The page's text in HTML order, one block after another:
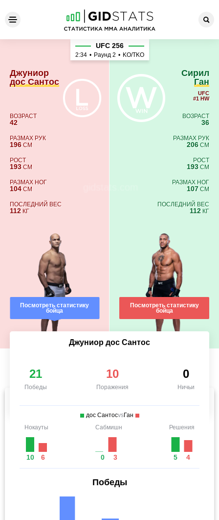
Джуниор дос Сантос -
Джуниор
дос Сантос
ВОЗРАСТ
42
РАЗМАХ РУК
196 СМ
РОСТ
193 СМ
РАЗМАХ НОГ
104 СМ
ПОСЛЕДНИЙ ВЕС
112 КГ
Посмотреть статистику
бойца
UFC 256
2:34 • Раунд 2 • KO/TKO
Сирил
Ган
UFC
#1 HW
ВОЗРАСТ
36
РАЗМАХ РУК
206 СМ
РОСТ
193 СМ
РАЗМАХ НОГ
107 СМ
ПОСЛЕДНИЙ ВЕС
112 КГ
Посмотреть статистику
бойца
Джуниор дос Сантос
21
Победы
10
Поражения
0
Ничьи
дос СантосvsГан
Нокауты
10 6
Сабмишн
0 3
Решения
5 4
Победы